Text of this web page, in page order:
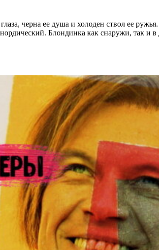
черна ее душа и холоден ствол ее
нордический. Блондинка как снаружи, так